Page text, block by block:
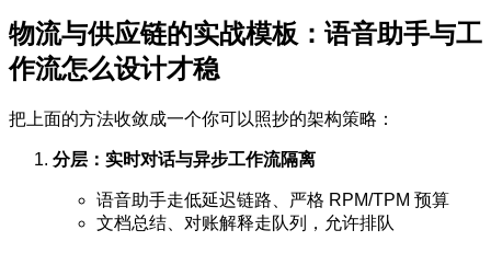
物流与供应链的实战模板：语音助手与工
作流怎么设计才稳
把上面的方法收敛成一个你可以照抄的架构策略：
分层：实时对话与异步工作流隔离
语音助手走低延迟链路、严格 RPM/TPM 预算
文档总结、对账解释走队列，允许排队